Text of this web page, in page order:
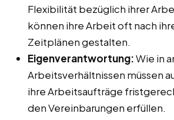
Flexibilität bezüglich ihrer
können ihre Arbeit oft nach
Zeitplänen gestalten.
Eigenverantwortung:Wie in
Arbeitsverhältnissen müssen
ihre Arbeitsaufträge
den Vereinbarungen erfüllen.